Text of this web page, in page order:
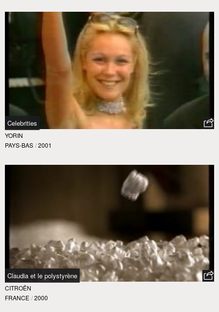
Celebrities
YORIN
PAYS-BAS / 2001
Claudia et le polystyrène
CITROËN
FRANCE / 2000